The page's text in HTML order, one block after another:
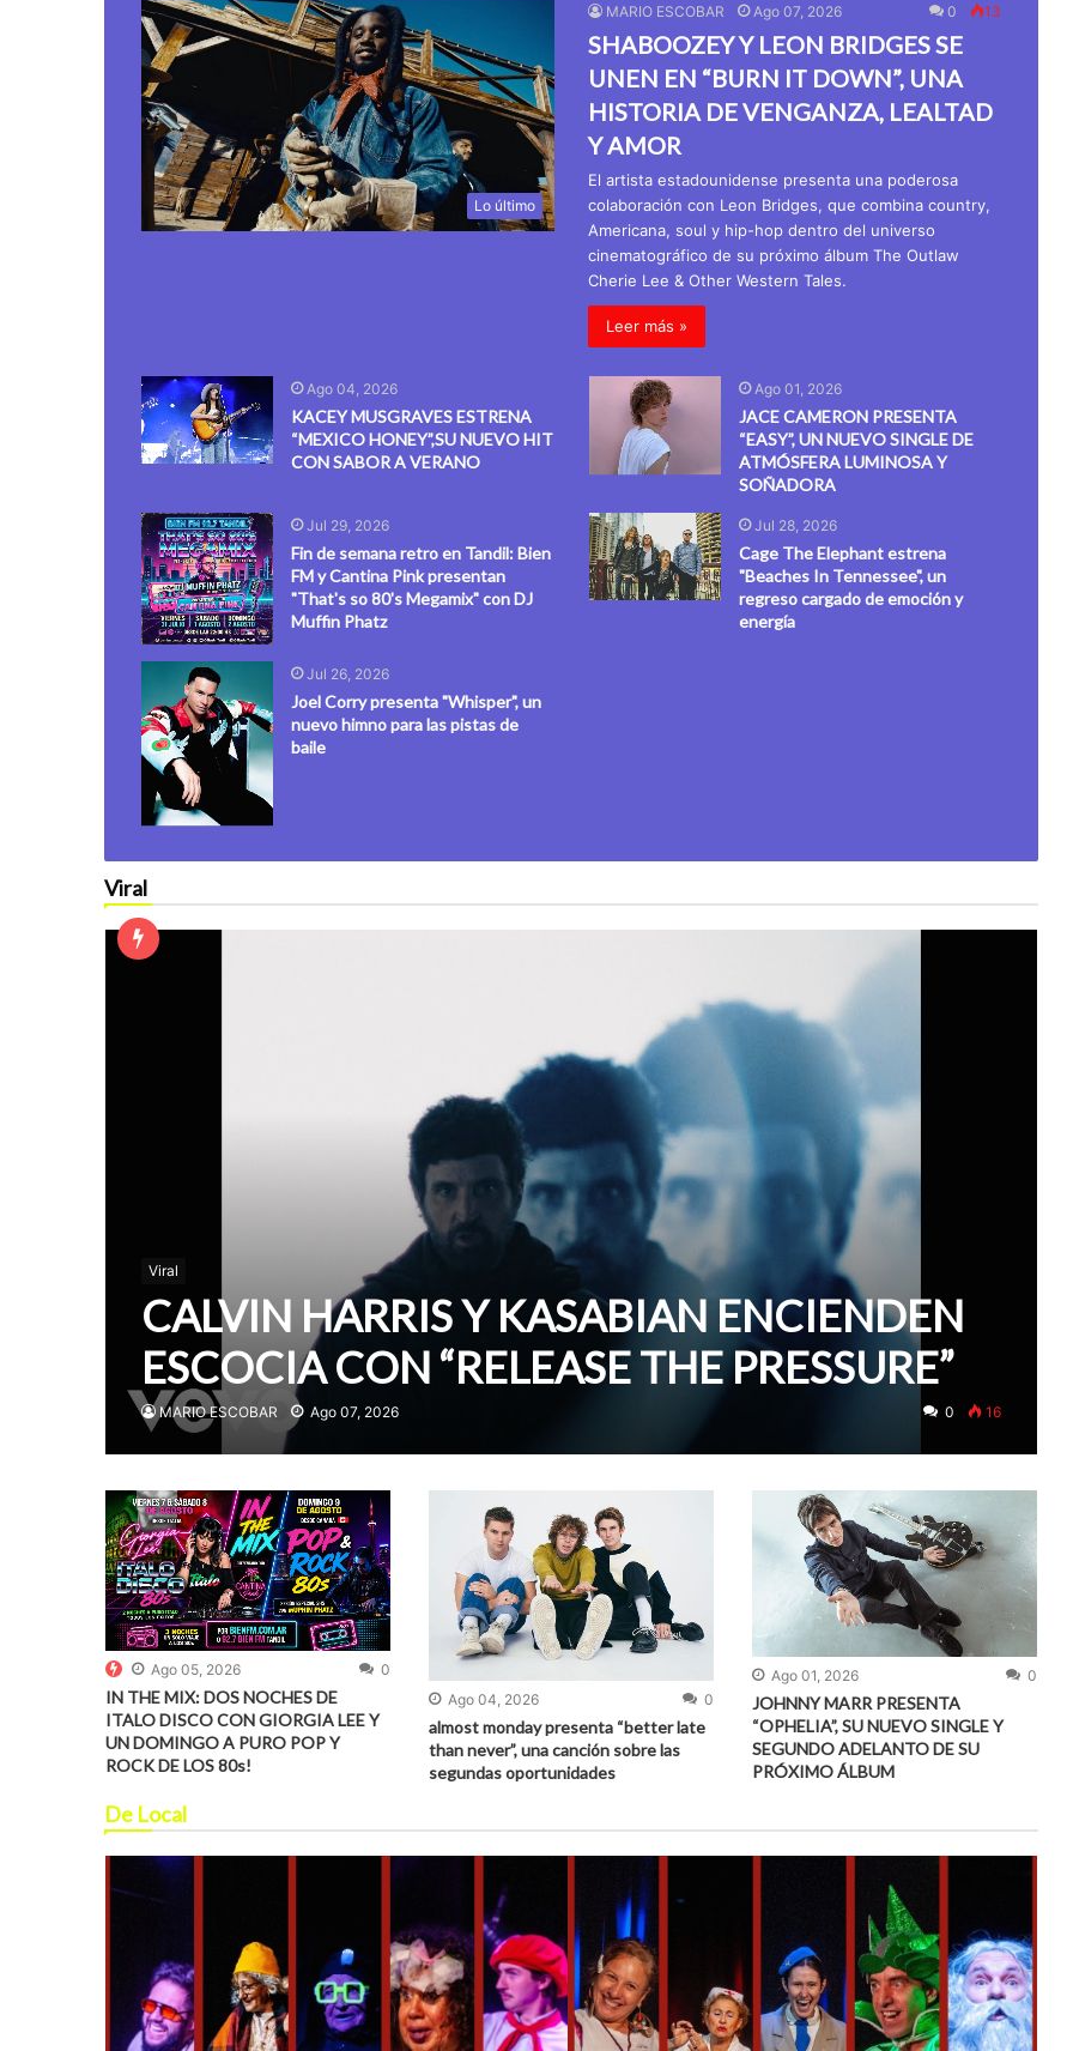
Lo último
MARIO ESCOBAR Ago 07, 2026 0 13
SHABOOZEY Y LEON BRIDGES SE
UNEN EN “BURN IT DOWN”, UNA
HISTORIA DE VENGANZA, LEALTAD
Y AMOR
El artista estadounidense presenta una poderosa
colaboración con Leon Bridges, que combina country,
Americana, soul y hip-hop dentro del universo
cinematográfico de su próximo álbum The Outlaw
Cherie Lee & Other Western Tales.
Leer más »
Ago 04, 2026
KACEY MUSGRAVES ESTRENA
“MEXICO HONEY”,SU NUEVO HIT
CON SABOR A VERANO
Ago 01, 2026
JACE CAMERON PRESENTA
“EASY”, UN NUEVO SINGLE DE
ATMÓSFERA LUMINOSA Y
SOÑADORA
Jul 29, 2026
Fin de semana retro en Tandil: Bien
FM y Cantina Pink presentan
"That's so 80's Megamix" con DJ
Muffin Phatz
Jul 28, 2026
Cage The Elephant estrena
"Beaches In Tennessee", un
regreso cargado de emoción y
energía
Jul 26, 2026
Joel Corry presenta "Whisper", un
nuevo himno para las pistas de
baile
Viral
Viral
CALVIN HARRIS Y KASABIAN ENCIENDEN
ESCOCIA CON “RELEASE THE PRESSURE”
MARIO ESCOBAR Ago 07, 2026 0 16
Ago 05, 2026 0
IN THE MIX: DOS NOCHES DE
ITALO DISCO CON GIORGIA LEE Y
UN DOMINGO A PURO POP Y
ROCK DE LOS 80s!
Ago 04, 2026 0
almost monday presenta “better late
than never”, una canción sobre las
segundas oportunidades
Ago 01, 2026 0
JOHNNY MARR PRESENTA
“OPHELIA”, SU NUEVO SINGLE Y
SEGUNDO ADELANTO DE SU
PRÓXIMO ÁLBUM
De Local